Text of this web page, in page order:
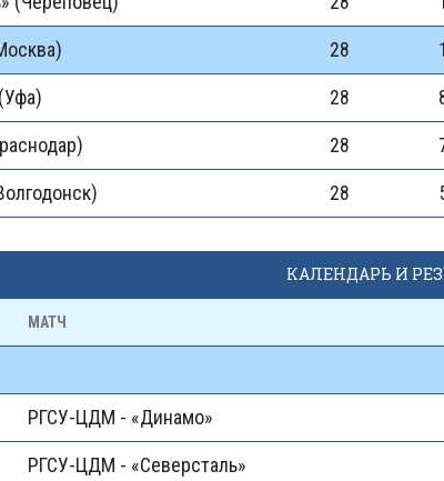
28
28
28
28
КАЛЕНДАРЬ И
МАТЧ
РГСУ-ЦДМ - «Динамо»
РГСУ-ЦДМ - «Северсталь»